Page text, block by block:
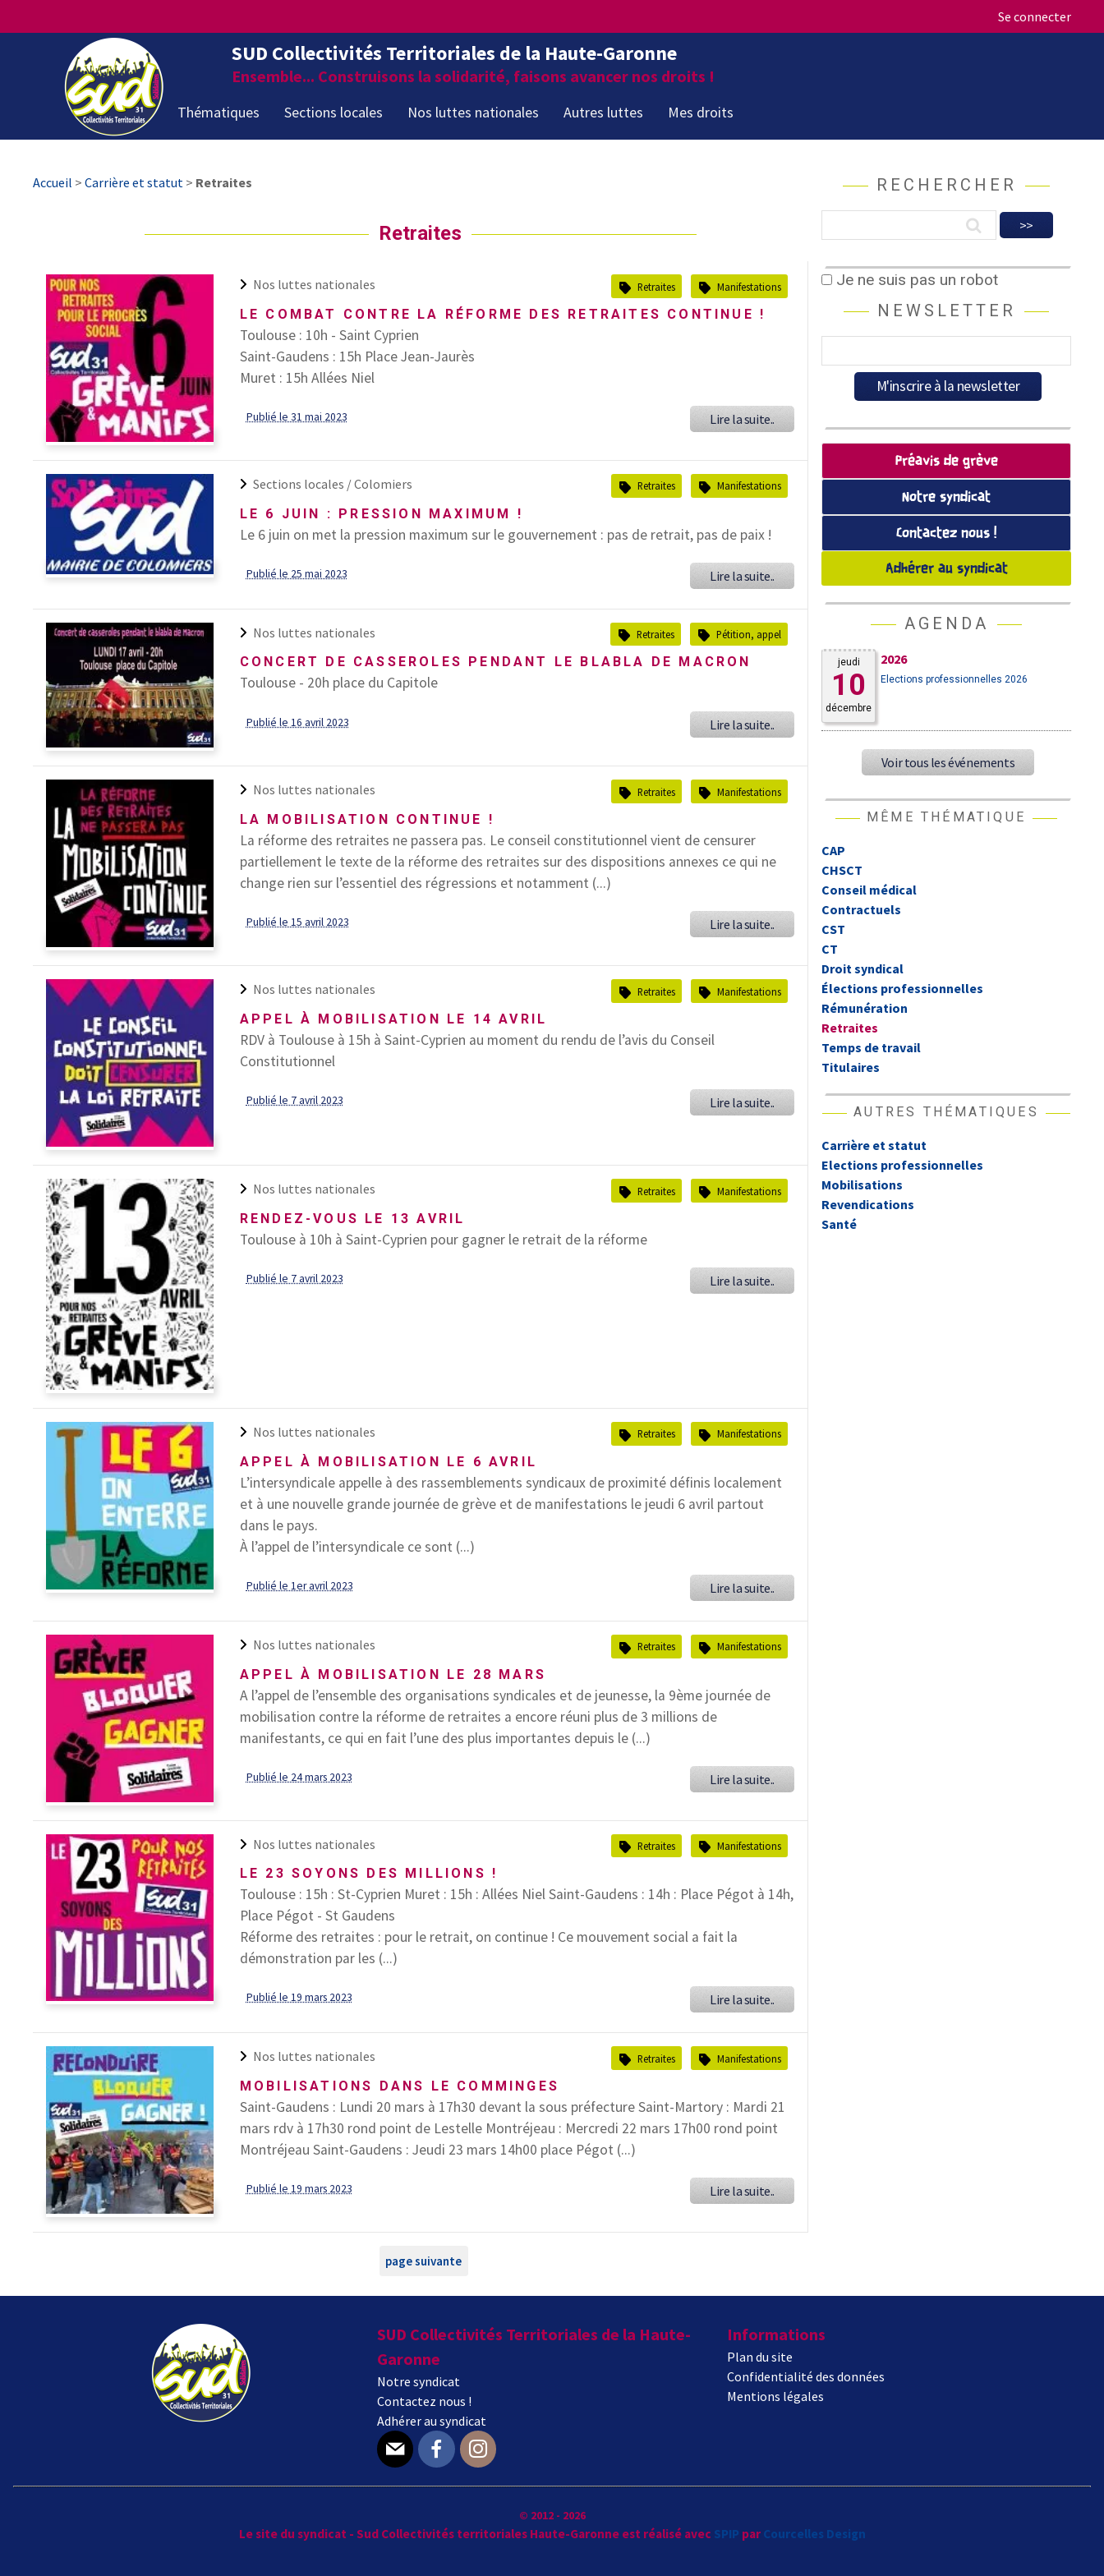
Se connecter
SUD Collectivités Territoriales de la Haute-Garonne
Ensemble... Construisons la solidarité, faisons avancer nos droits !
Thématiques Sections locales Nos luttes nationales Autres luttes Mes droits
Accueil > Carrière et statut > Retraites
Retraites
Retraites Manifestations
Nos luttes nationales
LE COMBAT CONTRE LA RÉFORME DES RETRAITES CONTINUE !
Toulouse : 10h - Saint Cyprien
Saint-Gaudens : 15h Place Jean-Jaurès
Muret : 15h Allées Niel
Publié le 31 mai 2023 Lire la suite..
Retraites Manifestations
Sections locales /Colomiers
LE 6 JUIN : PRESSION MAXIMUM !
Le 6 juin on met la pression maximum sur le gouvernement : pas de retrait, pas de paix !
Publié le 25 mai 2023 Lire la suite..
Retraites Pétition, appel
Nos luttes nationales
CONCERT DE CASSEROLES PENDANT LE BLABLA DE MACRON
Toulouse - 20h place du Capitole
Publié le 16 avril 2023 Lire la suite..
Retraites Manifestations
Nos luttes nationales
LA MOBILISATION CONTINUE !
La réforme des retraites ne passera pas. Le conseil constitutionnel vient de censurer
partiellement le texte de la réforme des retraites sur des dispositions annexes ce qui ne
change rien sur l’essentiel des régressions et notamment (...)
Publié le 15 avril 2023 Lire la suite..
Retraites Manifestations
Nos luttes nationales
APPEL À MOBILISATION LE 14 AVRIL
RDV à Toulouse à 15h à Saint-Cyprien au moment du rendu de l’avis du Conseil
Constitutionnel
Publié le 7 avril 2023 Lire la suite..
Retraites Manifestations
Nos luttes nationales
RENDEZ-VOUS LE 13 AVRIL
Toulouse à 10h à Saint-Cyprien pour gagner le retrait de la réforme
Publié le 7 avril 2023 Lire la suite..
Retraites Manifestations
Nos luttes nationales
APPEL À MOBILISATION LE 6 AVRIL
L’intersyndicale appelle à des rassemblements syndicaux de proximité définis localement
et à une nouvelle grande journée de grève et de manifestations le jeudi 6 avril partout
dans le pays.
À l’appel de l’intersyndicale ce sont (...)
Publié le 1er avril 2023 Lire la suite..
Retraites Manifestations
Nos luttes nationales
APPEL À MOBILISATION LE 28 MARS
A l’appel de l’ensemble des organisations syndicales et de jeunesse, la 9ème journée de
mobilisation contre la réforme de retraites a encore réuni plus de 3 millions de
manifestants, ce qui en fait l’une des plus importantes depuis le (...)
Publié le 24 mars 2023 Lire la suite..
Retraites Manifestations
Nos luttes nationales
LE 23 SOYONS DES MILLIONS !
Toulouse : 15h : St-Cyprien Muret : 15h : Allées Niel Saint-Gaudens : 14h : Place Pégot à 14h,
Place Pégot - St Gaudens
Réforme des retraites : pour le retrait, on continue ! Ce mouvement social a fait la
démonstration par les (...)
Publié le 19 mars 2023 Lire la suite..
Retraites Manifestations
Nos luttes nationales
MOBILISATIONS DANS LE COMMINGES
Saint-Gaudens : Lundi 20 mars à 17h30 devant la sous préfecture Saint-Martory : Mardi 21
mars rdv à 17h30 rond point de Lestelle Montréjeau : Mercredi 22 mars 17h00 rond point
Montréjeau Saint-Gaudens : Jeudi 23 mars 14h00 place Pégot (...)
Publié le 19 mars 2023 Lire la suite..
page suivante
RECHERCHER
Je ne suis pas un robot
NEWSLETTER
Préavis de grève
Notre syndicat
Contactez nous !
Adhérer au syndicat
AGENDA
jeudi
10
décembre
2026
Elections professionnelles 2026
Voir tous les événements
MÊME THÉMATIQUE
CAP
CHSCT
Conseil médical
Contractuels
CST
CT
Droit syndical
Élections professionnelles
Rémunération
Retraites
Temps de travail
Titulaires
AUTRES THÉMATIQUES
Carrière et statut
Elections professionnelles
Mobilisations
Revendications
Santé
SUD Collectivités Territoriales de la Haute-
Garonne
Notre syndicat
Contactez nous !
Adhérer au syndicat
Informations
Plan du site
Confidentialité des données
Mentions légales
© 2012 - 2026
Le site du syndicat - Sud Collectivités territoriales Haute-Garonne est réalisé avec SPIP par Courcelles Design